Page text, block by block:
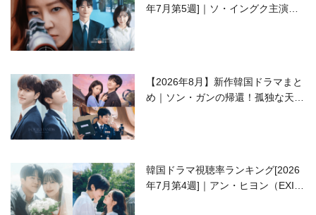
年7月第5週]｜ソ・イングク主演の
【2026年8月】新作韓国ドラマまと
め｜ソン・ガンの帰還！孤独な天才
韓国ドラマ視聴率ランキング[2026
年7月第4週]｜アン・ヒヨン（EXID